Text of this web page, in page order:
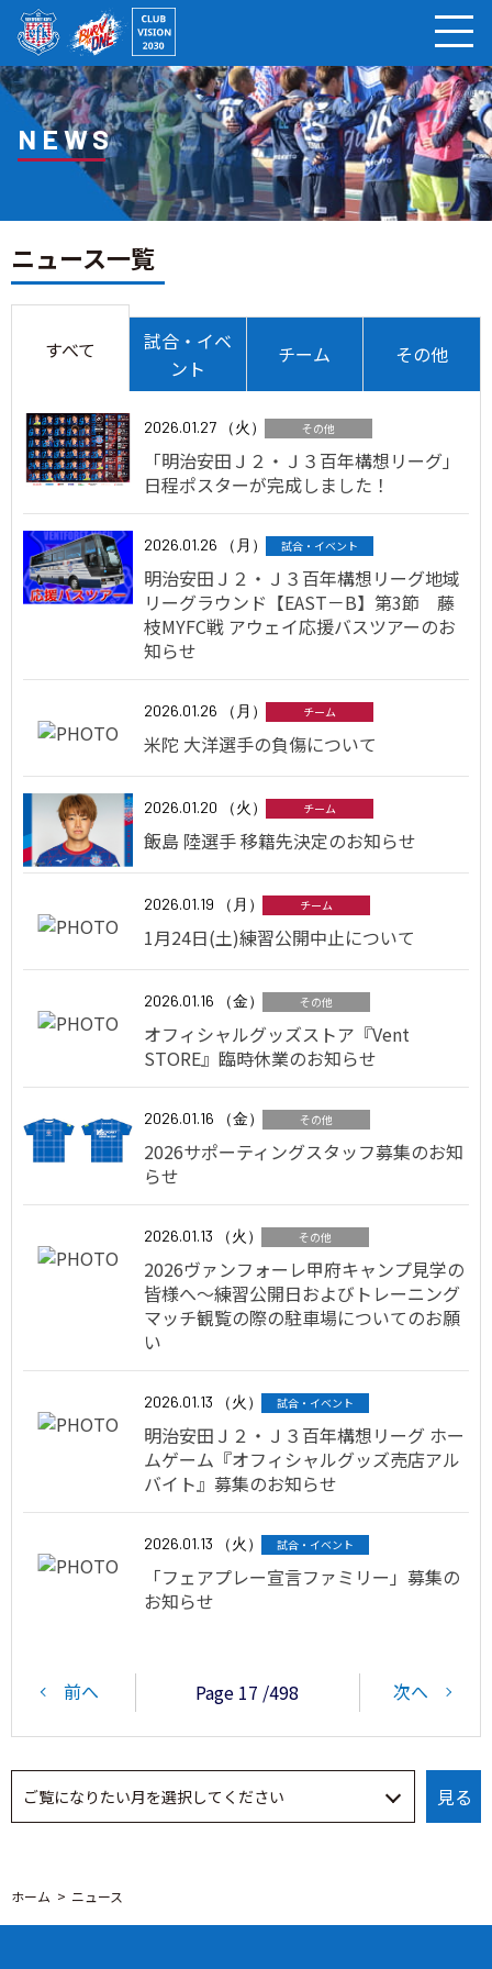
NEWS
ニュース一覧
すべて
試合・イベ
ント
チーム その他
2026.01.27 （火） その他
「明治安田Ｊ２・Ｊ３百年構想リーグ」
日程ポスターが完成しました！
2026.01.26 （月） 試合・イベント
明治安田Ｊ２・Ｊ３百年構想リーグ地域
リーグラウンド【EAST－B】第3節 藤
枝MYFC戦 アウェイ応援バスツアーのお
知らせ
2026.01.26 （月） チーム
米陀 大洋選手の負傷について
2026.01.20 （火） チーム
飯島 陸選手 移籍先決定のお知らせ
2026.01.19 （月） チーム
1月24日(土)練習公開中止について
2026.01.16 （金） その他
オフィシャルグッズストア『Vent
STORE』臨時休業のお知らせ
2026.01.16 （金） その他
2026サポーティングスタッフ募集のお知
らせ
2026.01.13 （火） その他
2026ヴァンフォーレ甲府キャンプ見学の
皆様へ～練習公開日およびトレーニング
マッチ観覧の際の駐車場についてのお願
い
2026.01.13 （火） 試合・イベント
明治安田Ｊ２・Ｊ３百年構想リーグ ホー
ムゲーム『オフィシャルグッズ売店アル
バイト』募集のお知らせ
2026.01.13 （火） 試合・イベント
「フェアプレー宣言ファミリー」募集の
お知らせ
Page 17 /498
前へ 次へ
ホーム ニュース